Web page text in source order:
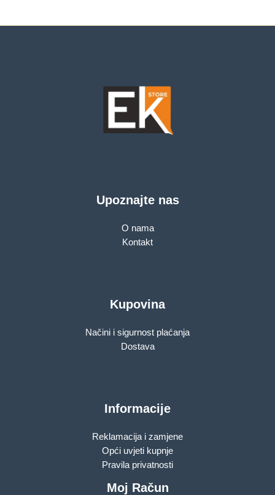
Upoznajte nas
O nama
Kontakt
Kupovina
Načini i sigurnost plaćanja
Dostava
Informacije
Reklamacija i zamjene
Opći uvjeti kupnje
Pravila privatnosti
Moj Račun